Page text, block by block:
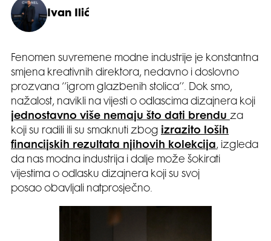
Ivan Ilić
Fenomen suvremene modne industrije je konstantna
smjena kreativnih direktora, nedavno i doslovno
prozvana ‘’igrom glazbenih stolica’’. Dok smo,
nažalost, navikli na vijesti o odlascima dizajnera koji
jednostavno više nemaju što dati brendu za
koji su radili ili su smaknuti zbog
izrazito loših
financijskih rezultata njihovih kolekcija, izgleda
da nas modna industrija i dalje može šokirati
vijestima o odlasku dizajnera koji su svoj
posao obavljali natprosječno.